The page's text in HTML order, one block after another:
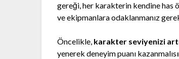
gereği, her karakterin kendine has
ve ekipmanlara odaklanmanız
Öncelikle, karakter seviyenizi
yenerek deneyim puanı